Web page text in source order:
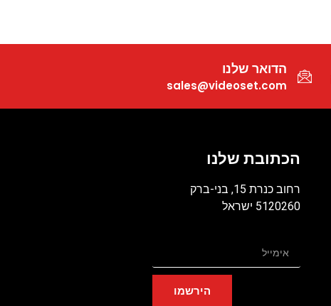
הדואר שלנו
sales@videoset.com
הכתובת שלנו
רחוב כנרת 15, בני-ברק
5120260 ישראל
הירשמו